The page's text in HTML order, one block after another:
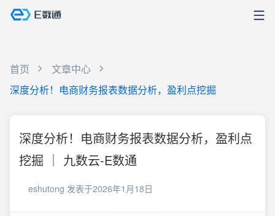
首页
文章中心
深度分析！电商财务报表数据分析，盈利点挖掘
深度分析！电商财务报表数据分析，盈利点
挖掘 ｜ 九数云-E数通
eshutong 发表于2026年1月18日